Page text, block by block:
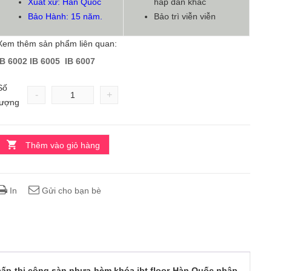
Bảo Hành: 15 năm.
Bảo trì viễn viễn
thêm sản phẩm liên quan:
6002 IB 6005 IB 6007
- +
Thêm vào giỏ hàng
In Gửi cho bạn bè